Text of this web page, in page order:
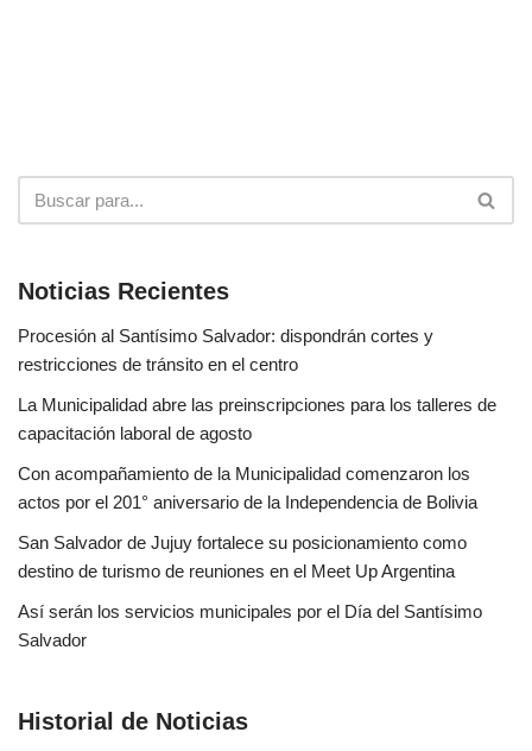
Noticias Recientes
Procesión al Santísimo Salvador: dispondrán cortes y
restricciones de tránsito en el centro
La Municipalidad abre las preinscripciones para los talleres de
capacitación laboral de agosto
Con acompañamiento de la Municipalidad comenzaron los
actos por el 201° aniversario de la Independencia de Bolivia
San Salvador de Jujuy fortalece su posicionamiento como
destino de turismo de reuniones en el Meet Up Argentina
Así serán los servicios municipales por el Día del Santísimo
Salvador
Historial de Noticias